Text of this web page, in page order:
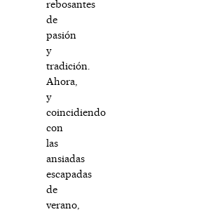
rebosantes
de
pasión
y
tradición.
Ahora,
y
coincidiendo
con
las
ansiadas
escapadas
de
verano,